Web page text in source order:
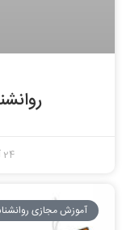
24 آذر 1392
آموزش مجازی